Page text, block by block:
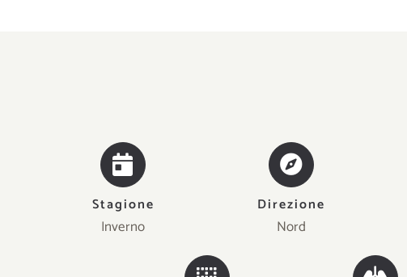
Stagione
Inverno
Direzione
Nord